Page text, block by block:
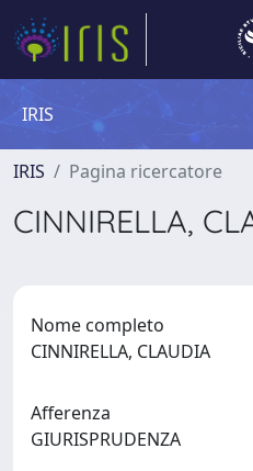
IRIS
IRIS Pagina ricercatore
CINNIRELLA,
Nome completo
CINNIRELLA, CLAUDIA
Afferenza
GIURISPRUDENZA